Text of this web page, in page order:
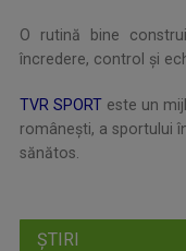
O rutină bine
încredere, control și
TVR SPORT este un
românești, a sportului
sănătos.
ȘTIRI